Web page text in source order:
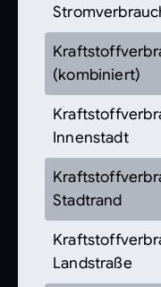
(kombiniert)
Innenstadt
Stadtrand
Landstraße